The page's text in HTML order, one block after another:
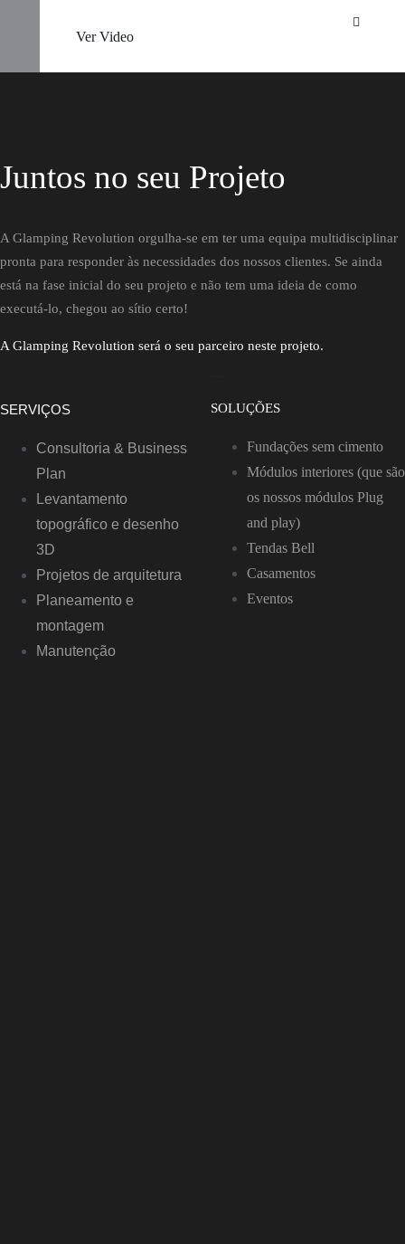
Ver Video
Juntos no seu Projeto
A Glamping Revolution orgulha-se em ter uma equipa multidisciplinar
pronta para responder às necessidades dos nossos clientes. Se ainda
está na fase inicial do seu projeto e não tem uma ideia de como
executá-lo, chegou ao sítio certo!
A Glamping Revolution será o seu parceiro neste projeto.
SERVIÇOS
Consultoria & Business
Plan
Levantamento
topográfico e desenho
3D
Projetos de arquitetura
Planeamento e
montagem
Manutenção
SOLUÇÕES
Fundações sem cimento
Módulos interiores (que são
os nossos módulos Plug
and play)
Tendas Bell
Casamentos
Eventos